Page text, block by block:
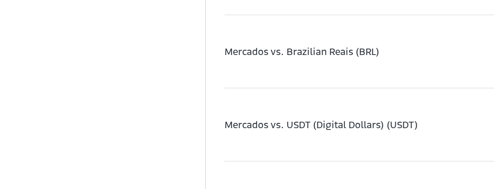
Mercados vs. Brazilian Reais (BRL)
Mercados vs. USDT (Digital Dollars) (USDT)